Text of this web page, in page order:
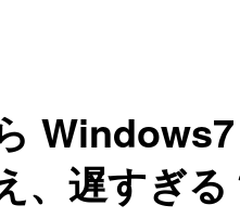
、遅すぎる